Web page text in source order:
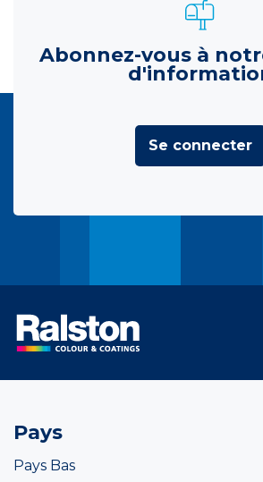
Abonnez-vous à
Se connecter
Pays
Pays Bas